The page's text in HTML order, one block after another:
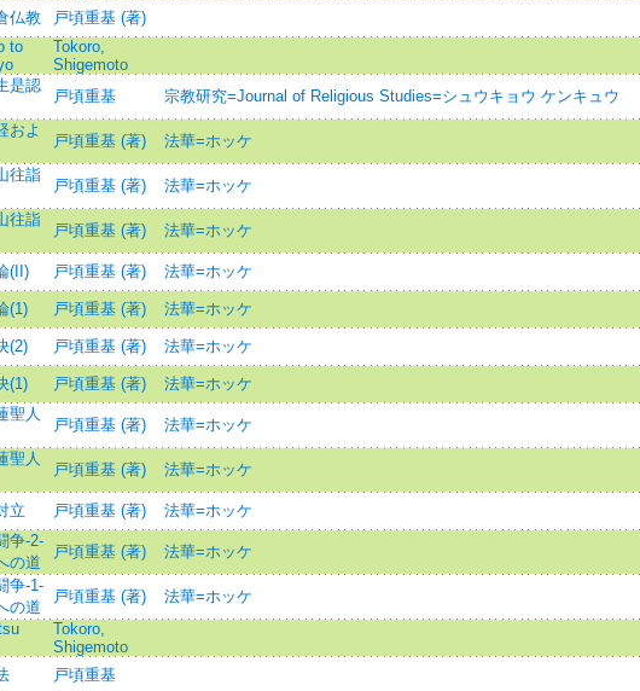
仏教 戸頃重基 (著)
to
Tokoro,
Shigemoto
是認
戸頃重基 宗教研究=Journal of Religious Studies=シュウキョウ ケンキュウ
およ
戸頃重基 (著) 法華=ホッケ
往詣
戸頃重基 (著) 法華=ホッケ
往詣
戸頃重基 (著) 法華=ホッケ
(II) 戸頃重基 (著) 法華=ホッケ
(1) 戸頃重基 (著) 法華=ホッケ
(2) 戸頃重基 (著) 法華=ホッケ
(1) 戸頃重基 (著) 法華=ホッケ
聖人
戸頃重基 (著) 法華=ホッケ
聖人
戸頃重基 (著) 法華=ホッケ
立 戸頃重基 (著) 法華=ホッケ
争-2-
の道
戸頃重基 (著) 法華=ホッケ
争-1-
の道
戸頃重基 (著) 法華=ホッケ
Tokoro,
Shigemoto
戸頃重基